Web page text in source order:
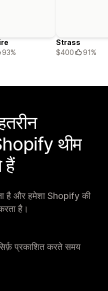
93%
Strass
$400
91%
थीम
हैं
है और हमेशा Shopify की
है।
प्रकाशित करते समय